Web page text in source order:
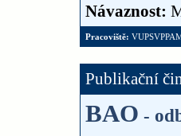
Návaznost:
Pracoviště:
Publikační
BAO -